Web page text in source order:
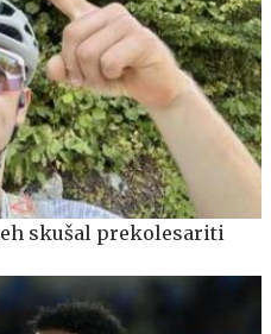
skušal prekolesariti